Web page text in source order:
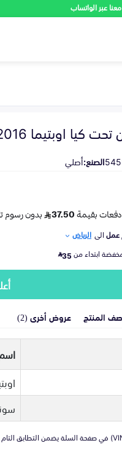
عبر الواتساب
اوبتيما 2016-2020
الصنع:أصلي
الى الرياض
ابتداء من35
المنتج عروض أخرى (2)